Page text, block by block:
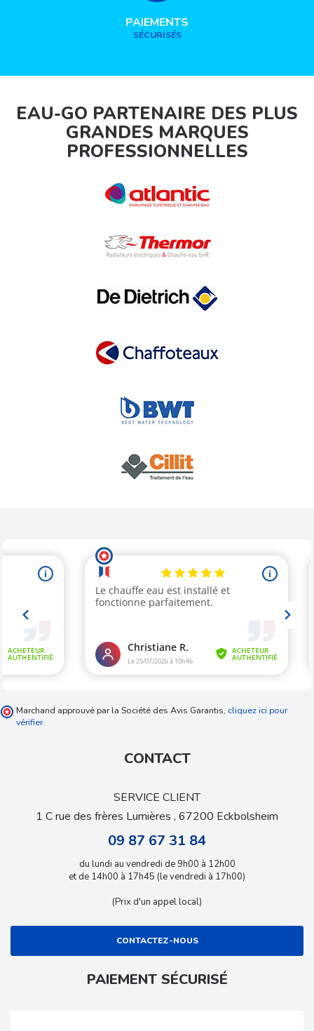
PAIEMENTS
SÉCURISÉS
EAU-GO PARTENAIRE DES PLUS
GRANDES MARQUES
PROFESSIONNELLES
Marchand approuvé par la Société des Avis Garantis, cliquez ici pour
vérifier.
CONTACT
SERVICE CLIENT
1 C rue des frères Lumières , 67200 Eckbolsheim
09 87 67 31 84
du lundi au vendredi de 9h00 à 12h00
et de 14h00 à 17h45 (le vendredi à 17h00)
(Prix d'un appel local)
CONTACTEZ-NOUS
PAIEMENT SÉCURISÉ